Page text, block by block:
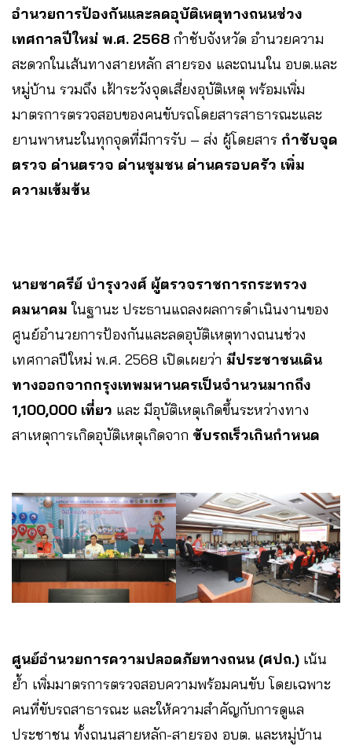
อำนวยการป้องกันและลดอุบัติเหตุทางถนนช่วง
เทศกาลปีใหม่ พ.ศ. 2568 กำชับจังหวัด อำนวยความ
สะดวกในเส้นทางสายหลัก สายรอง และถนนใน อบต.และ
หมู่บ้าน รวมถึง เฝ้าระวังจุดเสี่ยงอุบัติเหตุ พร้อมเพิ่ม
มาตรการตรวจสอบของคนขับรถโดยสารสาธารณะและ
ยานพาหนะในทุกจุดที่มีการรับ – ส่ง ผู้โดยสาร กำชับจุด
ตรวจ ด่านตรวจ ด่านชุมชน ด่านครอบครัว เพิ่ม
ความเข้มข้น
นายชาครีย์ บำรุงวงศ์ ผู้ตรวจราชการกระทรวง
คมนาคมในฐานะ ประธานแถลงผลการดำเนินงานของ
ศูนย์อำนวยการป้องกันและลดอุบัติเหตุทางถนนช่วง
เทศกาลปีใหม่ พ.ศ. 2568 เปิดเผยว่า มีประชาชนเดิน
ทางออกจากกรุงเทพมหานครเป็นจำนวนมากถึง
1,100,000 เที่ยว และ มีอุบัติเหตุเกิดขึ้นระหว่างทาง
สาเหตุการเกิดอุบัติเหตุเกิดจาก ขับรถเร็วเกินกำหนด
ศูนย์อำนวยการความปลอดภัยทางถนน (ศปถ.) เน้น
ย้ำ เพิ่มมาตรการตรวจสอบความพร้อมคนขับ โดยเฉพาะ
คนที่ขับรถสาธารณะ และให้ความสำคัญกับการดูแล
ประชาชน ทั้งถนนสายหลัก-สายรอง อบต. และหมู่บ้าน